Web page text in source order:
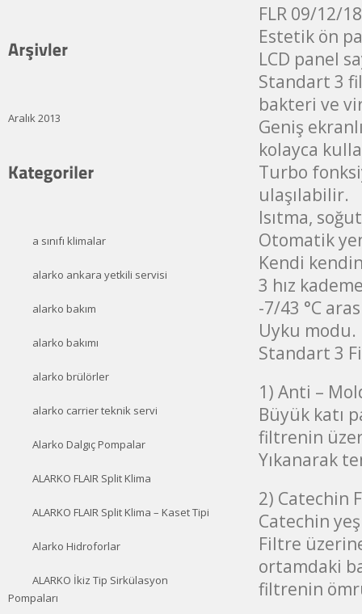
FLR 09/12/
Estetik ön
LCD panel
Standart 3
bakteri ve
Geniş
kolayca
Turbo
ulaşılabilir.
Isıtma,
Otomatik
Kendi
3 hız
-7/43 °C
Uyku modu.
Standart 3
1) Anti –
Büyük katı
filtrenin
Yıkanarak
2) Catechin
Catechin
Filtre
ortamdaki
filtrenin
Aralık 2013
a sınıfı klimalar
alarko ankara yetkili servisi
alarko bakım
alarko bakımı
alarko brülörler
alarko carrier teknik servi
Alarko Dalgıç Pompalar
ALARKO FLAIR Split Klima
ALARKO FLAIR Split Klima – Kaset Tipi
Alarko Hidroforlar
ALARKO İkiz Tip Sirkülasyon
Pompaları